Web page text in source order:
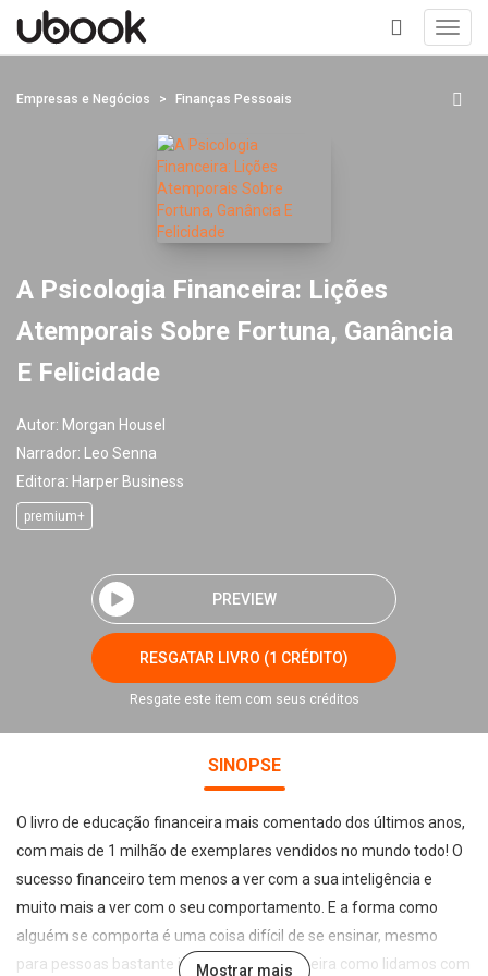
+
Empresas e Negócios Finanças Pessoais
A Psicologia Financeira: Lições
Atemporais Sobre Fortuna, Ganância
E Felicidade
Autor: Morgan Housel
Narrador:
Leo Senna
Editora: Harper Business
premium+
PREVIEW
RESGATAR LIVRO (1 CRÉDITO)
Resgate este item com seus créditos
SINOPSE
O livro de educação financeira mais comentado dos últimos anos,
com mais de 1 milhão de exemplares vendidos no mundo todo! O
sucesso financeiro tem menos a ver com a sua inteligência e
muito mais a ver com o seu comportamento. E a forma como
alguém se comporta é uma coisa difícil de se ensinar, mesmo
para pessoas bastante inteligentes. A maneira como lidamos com
Mostrar mais